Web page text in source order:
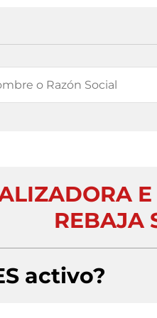
REBAJA
activo?